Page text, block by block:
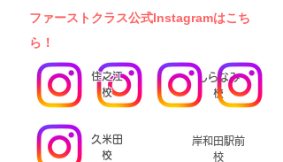
​ファーストクラス公式Instagramはこち
ら！
しらなみ
校
久米田
校
岸和田駅前
校
住之江
校